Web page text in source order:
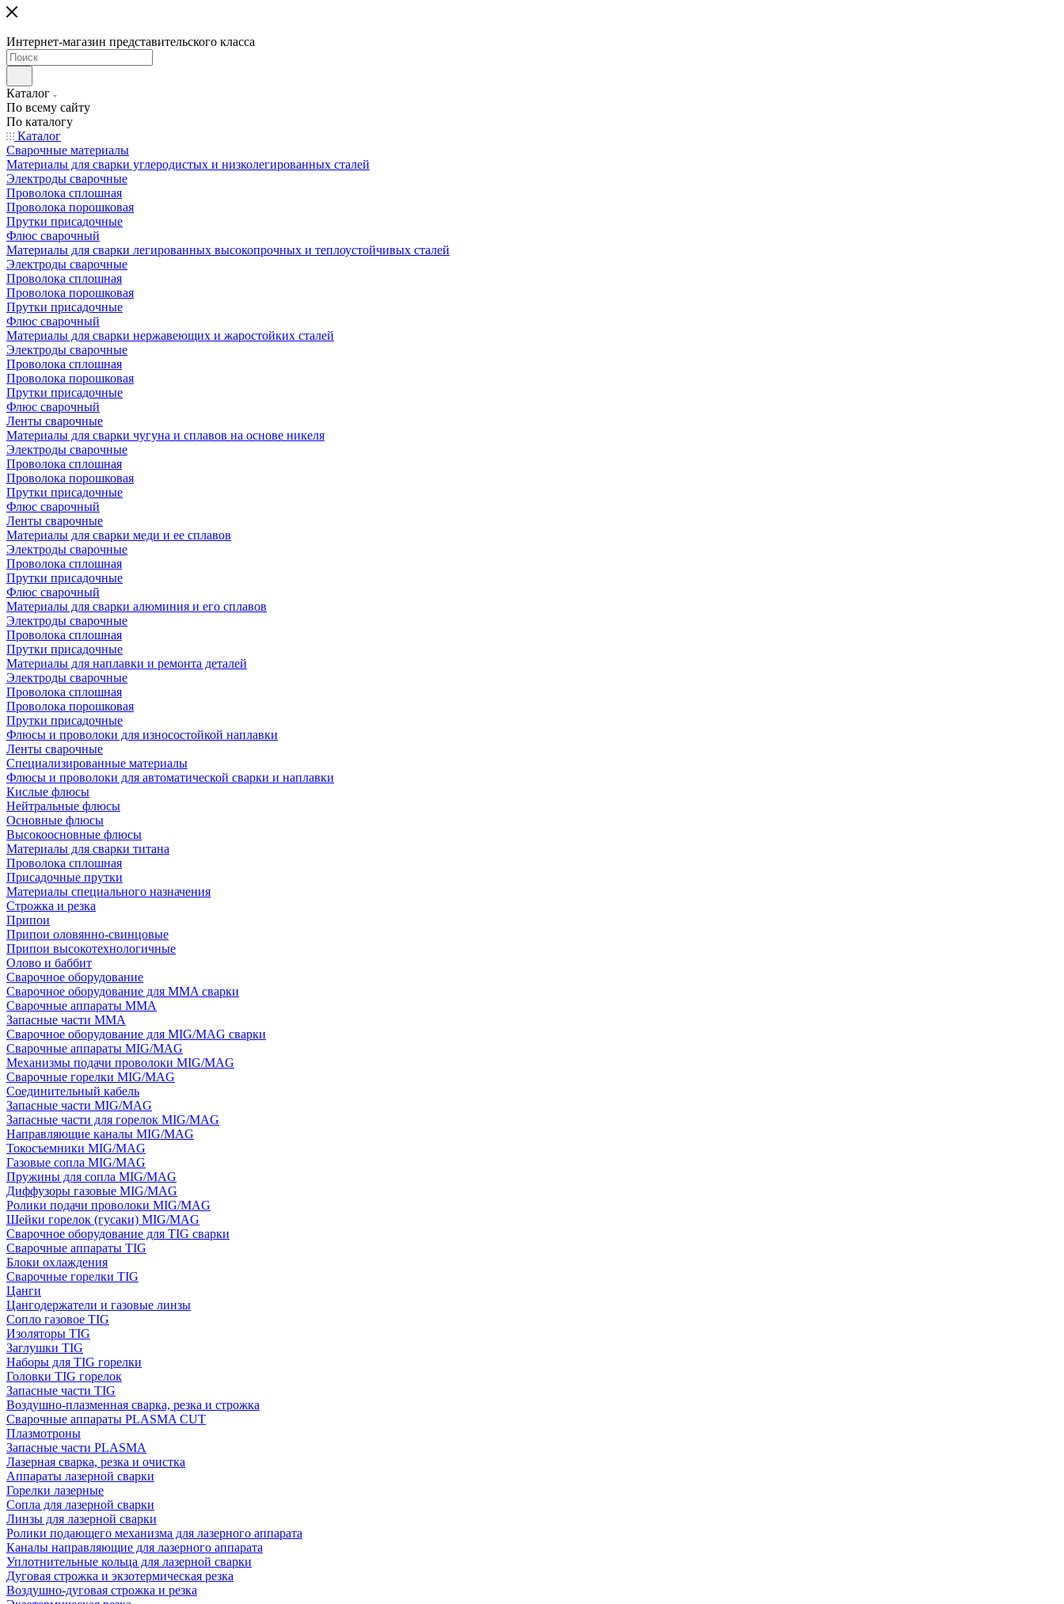
Интернет-магазин представительского класса
Каталог
По всему сайту
По каталогу
Каталог
Сварочные материалы
Материалы для сварки углеродистых и низколегированных сталей
Электроды сварочные
Проволока сплошная
Проволока порошковая
Прутки присадочные
Флюс сварочный
Материалы для сварки легированных высокопрочных и теплоустойчивых сталей
Электроды сварочные
Проволока сплошная
Проволока порошковая
Прутки присадочные
Флюс сварочный
Материалы для сварки нержавеющих и жаростойких сталей
Электроды сварочные
Проволока сплошная
Проволока порошковая
Прутки присадочные
Флюс сварочный
Ленты сварочные
Материалы для сварки чугуна и сплавов на основе никеля
Электроды сварочные
Проволока сплошная
Проволока порошковая
Прутки присадочные
Флюс сварочный
Ленты сварочные
Материалы для сварки меди и ее сплавов
Электроды сварочные
Проволока сплошная
Прутки присадочные
Флюс сварочный
Материалы для сварки алюминия и его сплавов
Электроды сварочные
Проволока сплошная
Прутки присадочные
Материалы для наплавки и ремонта деталей
Электроды сварочные
Проволока сплошная
Проволока порошковая
Прутки присадочные
Флюсы и проволоки для износостойкой наплавки
Ленты сварочные
Специализированные материалы
Флюсы и проволоки для автоматической сварки и наплавки
Кислые флюсы
Нейтральные флюсы
Основные флюсы
Высокоосновные флюсы
Материалы для сварки титана
Проволока сплошная
Присадочные прутки
Материалы специального назначения
Строжка и резка
Припои
Припои оловянно-свинцовые
Припои высокотехнологичные
Олово и баббит
Сварочное оборудование
Сварочное оборудование для MMA сварки
Сварочные аппараты MMA
Запасные части MMA
Сварочное оборудование для MIG/MAG сварки
Сварочные аппараты MIG/MAG
Механизмы подачи проволоки MIG/MAG
Сварочные горелки MIG/MAG
Соединительный кабель
Запасные части MIG/MAG
Запасные части для горелок MIG/MAG
Направляющие каналы MIG/MAG
Токосъемники MIG/MAG
Газовые сопла MIG/MAG
Пружины для сопла MIG/MAG
Диффузоры газовые MIG/MAG
Ролики подачи проволоки MIG/MAG
Шейки горелок (гусаки) MIG/MAG
Сварочное оборудование для TIG сварки
Сварочные аппараты TIG
Блоки охлаждения
Сварочные горелки TIG
Цанги
Цангодержатели и газовые линзы
Сопло газовое TIG
Изоляторы TIG
Заглушки TIG
Наборы для TIG горелки
Головки TIG горелок
Запасные части TIG
Воздушно-плазменная сварка, резка и строжка
Сварочные аппараты PLASMA CUT
Плазмотроны
Запасные части PLASMA
Лазерная сварка, резка и очистка
Аппараты лазерной сварки
Горелки лазерные
Сопла для лазерной сварки
Линзы для лазерной сварки
Ролики подающего механизма для лазерного аппарата
Каналы направляющие для лазерного аппарата
Уплотнительные кольца для лазерной сварки
Дуговая строжка и экзотермическая резка
Воздушно-дуговая строжка и резка